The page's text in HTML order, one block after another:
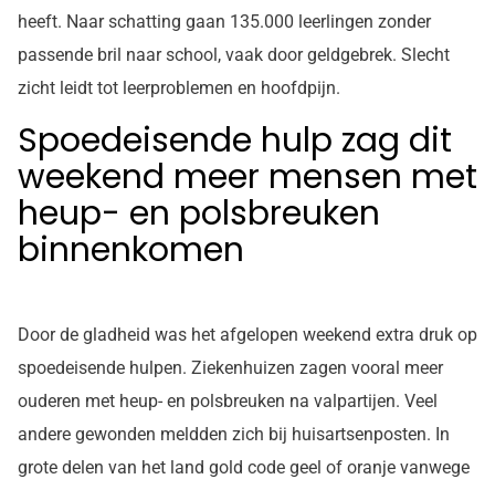
heeft. Naar schatting gaan 135.000 leerlingen zonder
passende bril naar school, vaak door geldgebrek. Slecht
zicht leidt tot leerproblemen en hoofdpijn.
Spoedeisende hulp zag dit
weekend meer mensen met
heup- en polsbreuken
binnenkomen
Door de gladheid was het afgelopen weekend extra druk op
spoedeisende hulpen. Ziekenhuizen zagen vooral meer
ouderen met heup- en polsbreuken na valpartijen. Veel
andere gewonden meldden zich bij huisartsenposten. In
grote delen van het land gold code geel of oranje vanwege